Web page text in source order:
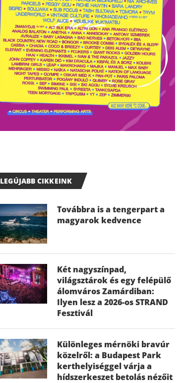
LEGÚJABB CIKKEINK
Továbbra is a tengerpart a
magyarok kedvence
Két nagyszínpad,
világsztárok és egy felépülő
álomváros Zamárdiban:
Ilyen lesz a 2026-os STRAND
Fesztivál
Különleges mérnöki bravúr
közelről: a Budapest Park
kerthelyiséggel várja a
hídszerkeszet betolás nézőit